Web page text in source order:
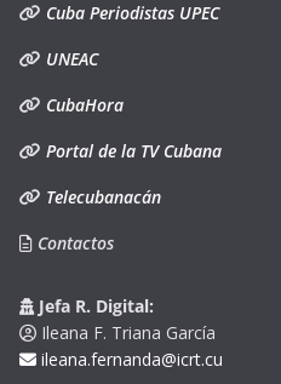
Cuba Periodistas UPEC
UNEAC
CubaHora
Portal de la TV Cubana
Telecubanacán
Contactos
Jefa R. Digital:
Ileana F. Triana García
ileana.fernanda@icrt.cu